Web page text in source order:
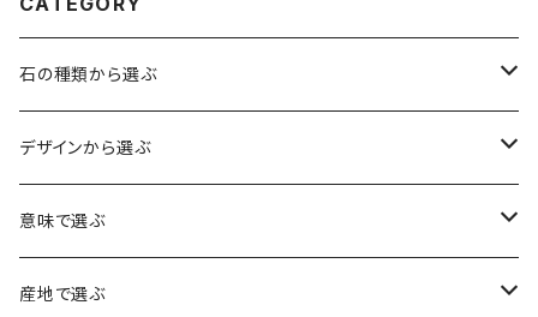
石の種類から選ぶ
水晶（クォーツ）
アイリスクォーツ（虹入り水晶）
ヒマラヤ水晶
ローズクォーツ（紅水晶）
アメジスト（紫水晶）
デザインから選ぶ
龍彫刻（水晶）
龍彫刻（オニキス）
意味で選ぶ
魔除け・厄除け
産地で選ぶ